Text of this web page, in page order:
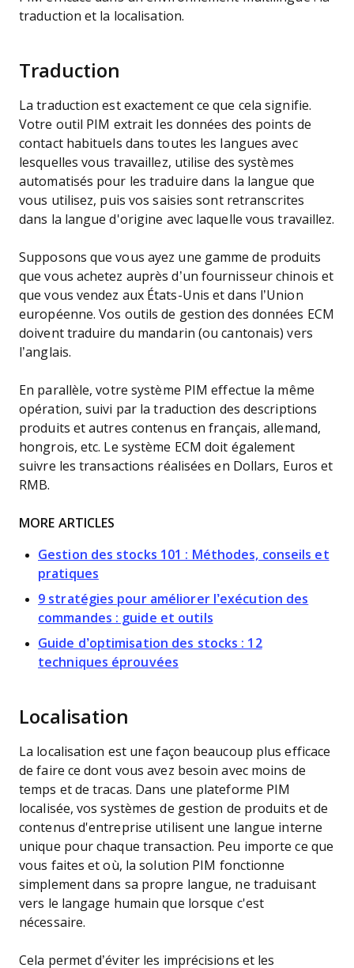
traduction et la localisation.
Traduction
La traduction est exactement ce que cela signifie.
Votre outil PIM extrait les données des points de
contact habituels dans toutes les langues avec
lesquelles vous travaillez, utilise des systèmes
automatisés pour les traduire dans la langue que
vous utilisez, puis vos saisies sont retranscrites
dans la langue d'origine avec laquelle vous travaillez.
Supposons que vous ayez une gamme de produits
que vous achetez auprès d’un fournisseur chinois et
que vous vendez aux États-Unis et dans l’Union
européenne. Vos outils de gestion des données ECM
doivent traduire du mandarin (ou cantonais) vers
l’anglais.
En parallèle, votre système PIM effectue la même
opération, suivi par la traduction des descriptions
produits et autres contenus en français, allemand,
hongrois, etc. Le système ECM doit également
suivre les transactions réalisées en Dollars, Euros et
RMB.
MORE ARTICLES
Gestion des stocks 101 : Méthodes, conseils et
pratiques
9 stratégies pour améliorer l’exécution des
commandes : guide et outils
Guide d’optimisation des stocks : 12
techniques éprouvées
Localisation
La localisation est une façon beaucoup plus efficace
de faire ce dont vous avez besoin avec moins de
temps et de tracas. Dans une plateforme PIM
localisée, vos systèmes de gestion de produits et de
contenus d'entreprise utilisent une langue interne
unique pour chaque transaction. Peu importe ce que
vous faites et où, la solution PIM fonctionne
simplement dans sa propre langue, ne traduisant
vers le langage humain que lorsque c'est
nécessaire.
Cela permet d’éviter les imprécisions et les